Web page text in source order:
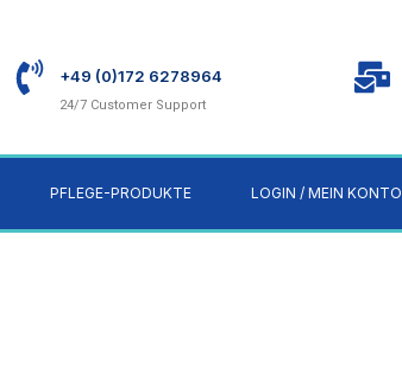
+49 (0)172 6278964
24/7 Customer Support
PFLEGE-PRODUKTE LOGIN / MEIN KONTO